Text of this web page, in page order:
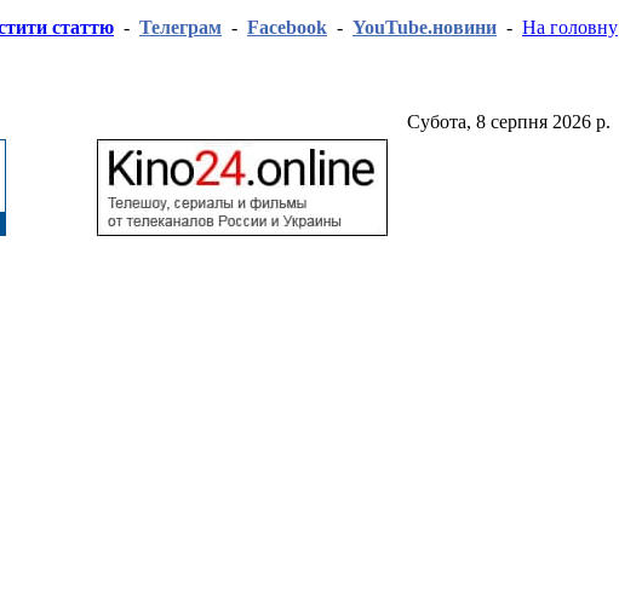
статтю - Телеграм - Facebook - YouTube.новини - На головну
Субота, 8 серпня 2026 р.